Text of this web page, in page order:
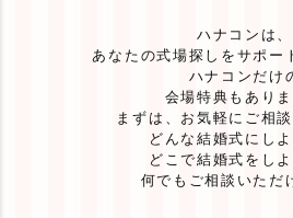
ハナコンは、
あなたの式場探しをサポー
ハナコンだけ
会場特典もありま
まずは、お気軽にご相談
どんな結婚式にしよ
どこで結婚式をしよ
何でもご相談いただ